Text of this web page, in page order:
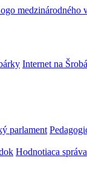
Internet na
parlament
Hodnotiaca správa